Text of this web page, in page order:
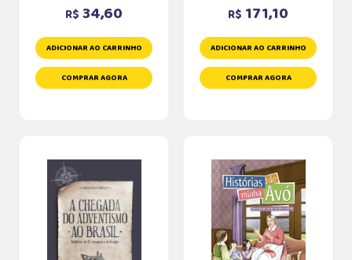
R$ 34,60
ADICIONAR AO CARRINHO
COMPRAR AGORA
R$ 171,10
ADICIONAR AO CARRINHO
COMPRAR AGORA